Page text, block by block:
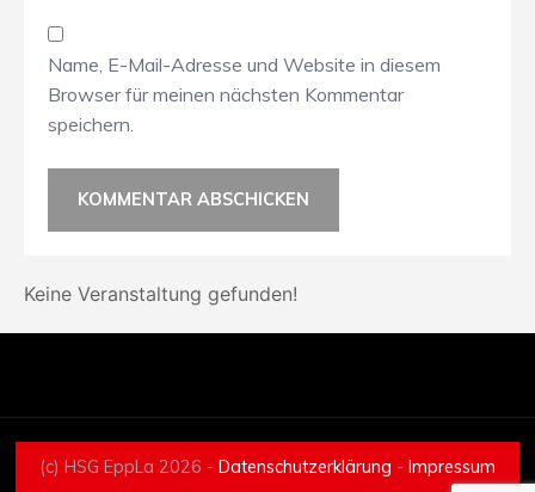
Name, E-Mail-Adresse und Website in diesem
Browser für meinen nächsten Kommentar
speichern.
Keine Veranstaltung gefunden!
(c) HSG EppLa 2026 - Datenschutzerklärung - Impressum